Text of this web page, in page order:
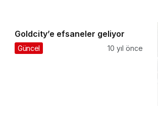
Goldcity’e efsaneler geliyor
Güncel 10 yıl önce